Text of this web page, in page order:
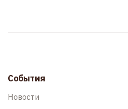
События
Новости